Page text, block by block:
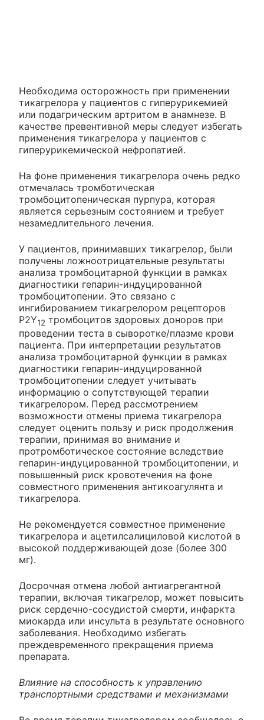
Необходима осторожность при применении
тикагрелора у пациентов с гиперурикемией
или подагрическим артритом в анамнезе. В
качестве превентивной меры следует избегать
применения тикагрелора у пациентов с
гиперурикемической нефропатией.
На фоне применения тикагрелора очень редко
отмечалась тромботическая
тромбоцитопеническая пурпура, которая
является серьезным состоянием и требует
незамедлительного лечения.
У пациентов, принимавших тикагрелор, были
получены ложноотрицательные результаты
анализа тромбоцитарной функции в рамках
диагностики гепарин-индуцированной
тромбоцитопении. Это связано с
ингибированием тикагрелором рецепторов
P2Y12 тромбоцитов здоровых доноров при
проведении теста в сыворотке/плазме крови
пациента. При интерпретации результатов
анализа тромбоцитарной функции в рамках
диагностики гепарин-индуцированной
тромбоцитопении следует учитывать
информацию о сопутствующей терапии
тикагрелором. Перед рассмотрением
возможности отмены приема тикагрелора
следует оценить пользу и риск продолжения
терапии, принимая во внимание и
протромботическое состояние вследствие
гепарин-индуцированной тромбоцитопении, и
повышенный риск кровотечения на фоне
совместного применения антикоагулянта и
тикагрелора.
Не рекомендуется совместное применение
тикагрелора и ацетилсалициловой кислотой в
высокой поддерживающей дозе (более 300
мг).
Досрочная отмена любой антиагрегантной
терапии, включая тикагрелор, может повысить
риск сердечно-сосудистой смерти, инфаркта
миокарда или инсульта в результате основного
заболевания. Необходимо избегать
преждевременного прекращения приема
препарата.
Влияние на способность к управлению
транспортными средствами и механизмами